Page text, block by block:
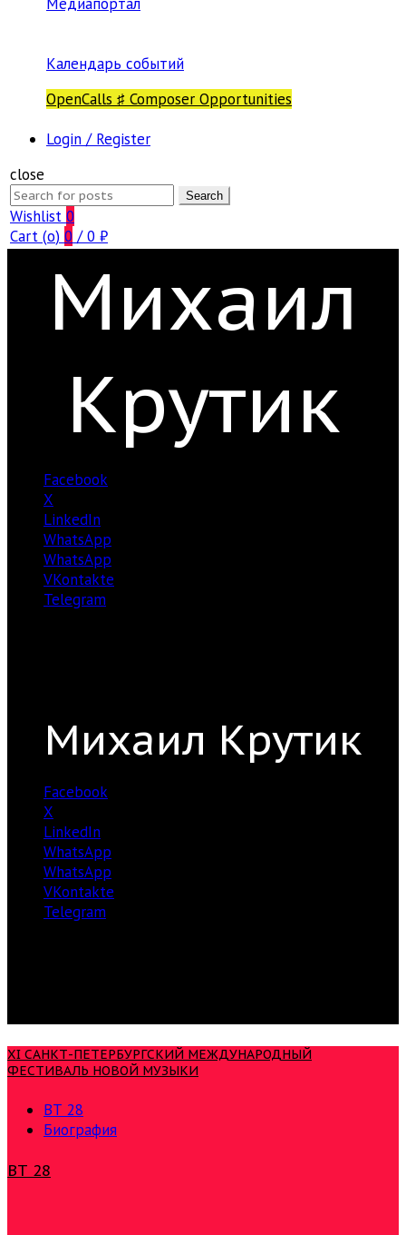
Календарь событий
OpenCalls ♯ Composer Opportunities
Login / Register
close
Search
for:
Search
Wishlist 0
Cart (o) 0 / 0 ₽
Михаил
Крутик
Facebook
X
LinkedIn
WhatsApp
WhatsApp
VKontakte
Telegram
Михаил Крутик
Facebook
X
LinkedIn
WhatsApp
WhatsApp
VKontakte
Telegram
XI САНКТ-ПЕТЕРБУРГСКИЙ МЕЖДУНАРОДНЫЙ
ФЕСТИВАЛЬ НОВОЙ МУЗЫКИ
ВТ 28
Биография
ВТ 28